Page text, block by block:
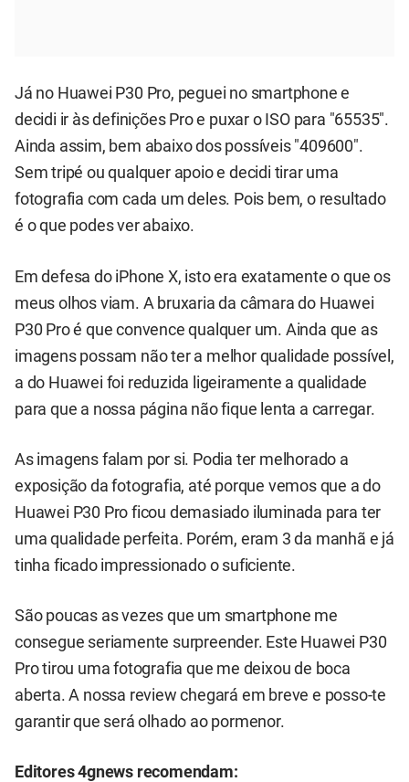
Já no Huawei P30 Pro, peguei no smartphone e
decidi ir às definições Pro e puxar o ISO para "65535".
Ainda assim, bem abaixo dos possíveis "409600".
Sem tripé ou qualquer apoio e decidi tirar uma
fotografia com cada um deles. Pois bem, o resultado
é o que podes ver abaixo.
Em defesa do iPhone X, isto era exatamente o que os
meus olhos viam. A bruxaria da câmara do Huawei
P30 Pro é que convence qualquer um. Ainda que as
imagens possam não ter a melhor qualidade possível,
a do Huawei foi reduzida ligeiramente a qualidade
para que a nossa página não fique lenta a carregar.
As imagens falam por si. Podia ter melhorado a
exposição da fotografia, até porque vemos que a do
Huawei P30 Pro ficou demasiado iluminada para ter
uma qualidade perfeita. Porém, eram 3 da manhã e já
tinha ficado impressionado o suficiente.
São poucas as vezes que um smartphone me
consegue seriamente surpreender. Este Huawei P30
Pro tirou uma fotografia que me deixou de boca
aberta. A nossa review chegará em breve e posso-te
garantir que será olhado ao pormenor.
Editores 4gnews recomendam: